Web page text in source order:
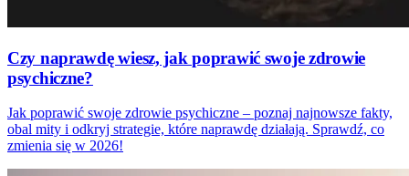
Czy naprawdę wiesz, jak poprawić swoje zdrowie
psychiczne?
Jak poprawić swoje zdrowie psychiczne – poznaj najnowsze fakty,
obal mity i odkryj strategie, które naprawdę działają. Sprawdź, co
zmienia się w 2026!